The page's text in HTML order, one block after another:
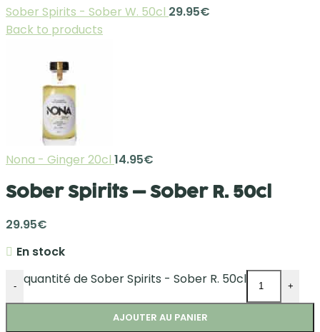
Sober Spirits - Sober W. 50cl 29.95€
Back to products
Nona - Ginger 20cl 14.95€
Sober Spirits – Sober R. 50cl
29.95€
En stock
- quantité de Sober Spirits - Sober R. 50cl +
AJOUTER AU PANIER